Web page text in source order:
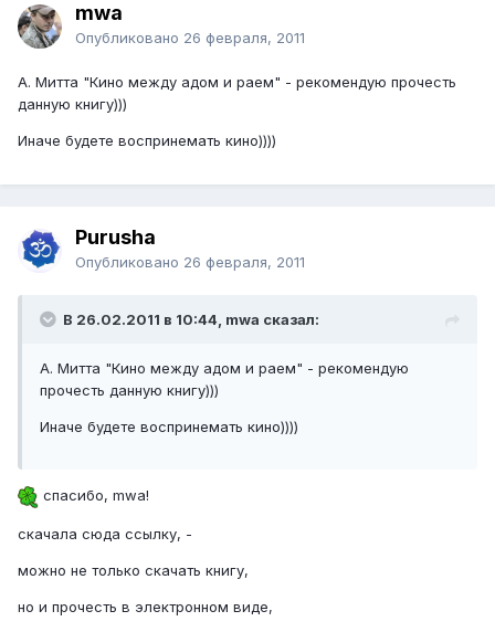
mwa
Опубликовано 26 февраля, 2011
А. Митта "Кино между адом и раем" - рекомендую прочесть
данную книгу)))
Иначе будете воспринемать кино))))
Purusha
Опубликовано 26 февраля, 2011
В 26.02.2011 в 10:44, mwa сказал:
А. Митта "Кино между адом и раем" - рекомендую
прочесть данную книгу)))
Иначе будете воспринемать кино))))
спасибо, mwa!
скачала сюда ссылку, -
можно не только скачать книгу,
но и прочесть в электронном виде,